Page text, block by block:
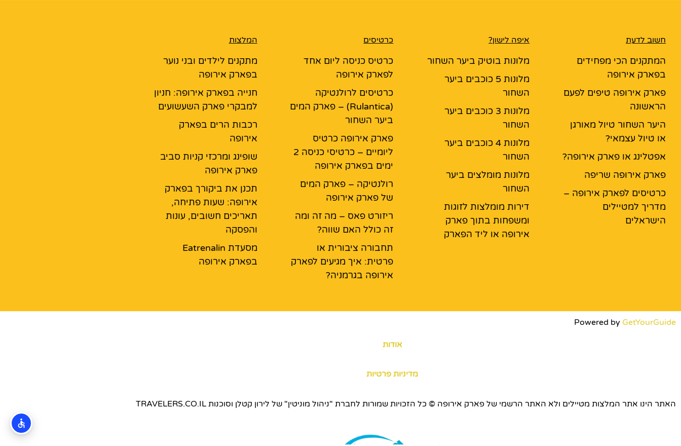
חשוב לדעת
המתקנים הכי מפחידים
בפארק אירופה
פארק אירופה טיפים לפעם
הראשונה
היער השחור טיול מאורגן
או טיול עצמאי?
אפטלינג או פארק אירופה?
פארק אירופה שריפה
כרטיסים לפארק אירופה –
מדריך למטיילים
הישראלים
איפה לישון?
מלונות בוטיק ביער השחור
מלונות 5 כוכבים ביער
השחור
מלונות 3 כוכבים ביער
השחור
מלונות 4 כוכבים ביער
השחור
מלונות מומלצים ביער
השחור
דירות מומלצות לזוגות
ומשפחות בתוך פארק
אירופה או ליד הפארק
כרטיסים
כרטיס כניסה ליום אחד
לפארק אירופה
כרטיסים לרולנטיקה
(Rulantica) – פארק המים
ביער השחור
פארק אירופה כרטיס
ליומיים – כרטיסי כניסה 2
ימים בפארק אירופה
רולנטיקה – פארק המים
של פארק אירופה
ריזורט פאס – מה זה ומה
זה כולל האם שווה?
תחבורה ציבורית או
פרטית: איך מגיעים לפארק
אירופה בגרמניה?
המלצות
מתקנים לילדים ובני נוער
בפארק אירופה
חנייה בפארק אירופה: חניון
למבקרי פארק השעשועים
רכבות הרים בפארק
אירופה
שופינג ומרכזי קניות סביב
פארק אירופה
תכנן את ביקורך בפארק
אירופה: שעות פתיחה,
תאריכים חשובים, עונות
והפסקה
מסעדת Eatrenalin
בפארק אירופה
Powered by GetYourGuide
אודות
מדיניות פרטיות
האתר הינו אתר המלצות מטיילים ולא האתר הרשמי של פארק אירופה © כל הזכויות שמורות לחברת "ניהול מוניטין" של לירון קטלן וסוכנות TRAVELERS.CO.IL